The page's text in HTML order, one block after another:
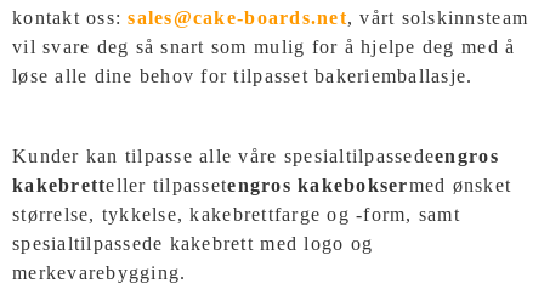
kontakt oss: sales@cake-boards.net, vårt solskinnsteam
vil svare deg så snart som mulig for å hjelpe deg med å
løse alle dine behov for tilpasset bakeriemballasje.
Kunder kan tilpasse alle våre spesialtilpassedeengros
kakebretteller tilpassetengros kakeboksermed ønsket
størrelse, tykkelse, kakebrettfarge og -form, samt
spesialtilpassede kakebrett med logo og
merkevarebygging.